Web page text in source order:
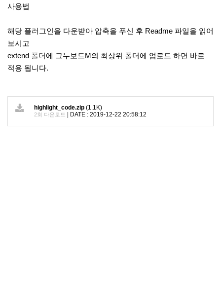
사용법
해당 플러그인을 다운받아 압축을 푸신 후 Readme 파일을 읽어
보시고
extend 폴더에 그누보드M의 최상위 폴더에 업로드 하면 바로
적용 됩니다.
highlight_code.zip (1.1K)
2회 다운로드 DATE : 2019-12-22 20:58:12